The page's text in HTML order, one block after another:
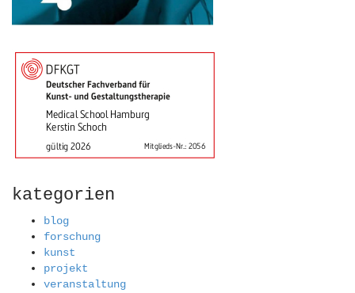
kategorien
blog
forschung
kunst
projekt
veranstaltung